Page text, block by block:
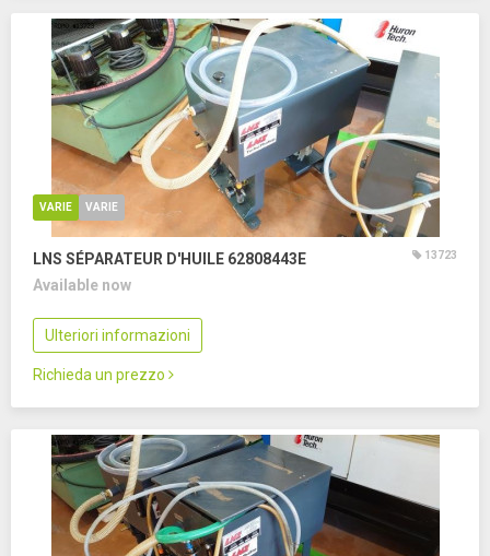
VARIE VARIE
LNS SÉPARATEUR D'HUILE 62808443E 13723
Available now
Ulteriori informazioni
Richieda un prezzo